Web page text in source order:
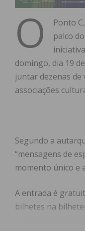
O
Ponto
palco
domingo, dia 19
juntar dezenas de
associações
Segundo a
“mensagens de
momento único e
A entrada é
bilhetes na